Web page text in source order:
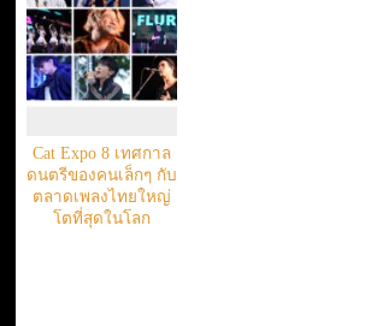
Cat Expo 8 เทศกาล
ดนตรีของคนเล็กๆ กับ
ตลาดเพลงไทยใหญ่
โตที่สุดในโลก